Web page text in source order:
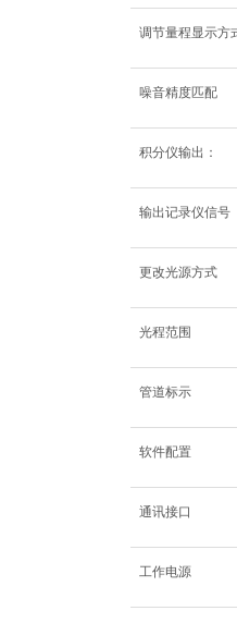
调节量程显示方
噪音精度匹配
积分仪输出：
输出记录仪信号
更改光源方式
光程范围
管道标示
软件配置
通讯接口
工作电源